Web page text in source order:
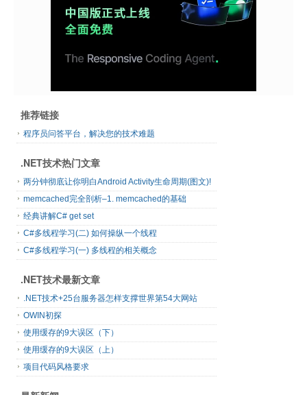
推荐链接
程序员问答平台，解决您的技术难题
.NET技术热门文章
两分钟彻底让你明白Android Activity生命周期(图文)!
memcached完全剖析–1. memcached的基础
经典讲解C# get set
C#多线程学习(二) 如何操纵一个线程
C#多线程学习(一) 多线程的相关概念
.NET技术最新文章
.NET技术+25台服务器怎样支撑世界第54大网站
OWIN初探
使用缓存的9大误区（下）
使用缓存的9大误区（上）
项目代码风格要求